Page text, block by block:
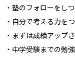
・塾のフォローをし
・自分で考える力を
・まずは成績アップ
・中学受験までの勉